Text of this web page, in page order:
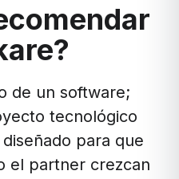
de un software;
tecnológico
para que
el partner crezcan